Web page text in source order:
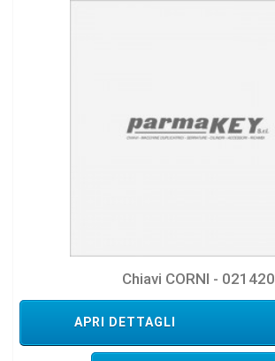
Chiavi CORNI - 021420
APRI DETTAGLI